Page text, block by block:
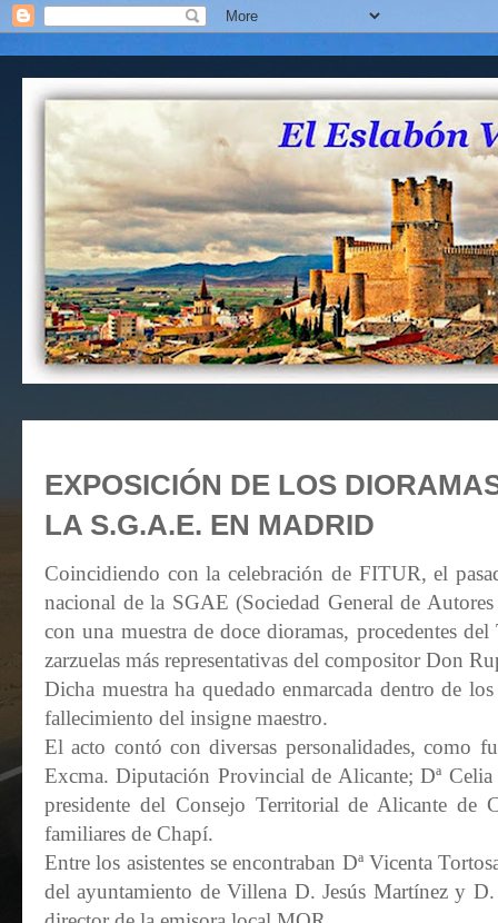
EXPOSICIÓN DE LOS
LA S.G.A.E. EN MADRID
Coincidiendo con la celebración de FITUR, el
nacional de la SGAE (Sociedad General de
con una muestra de doce dioramas, procedentes
zarzuelas más representativas del compositor Don
Dicha muestra ha quedado enmarcada dentro de
fallecimiento del insigne maestro.
El acto contó con diversas personalidades, como
Excma. Diputación Provincial de Alicante; Dª
presidente del Consejo Territorial de Alicante de
familiares de Chapí.
Entre los asistentes se encontraban Dª Vicenta
del ayuntamiento de Villena D. Jesús Martínez y